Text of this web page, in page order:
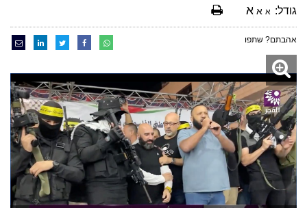
גודל: א א א
אהבתם? שתפו